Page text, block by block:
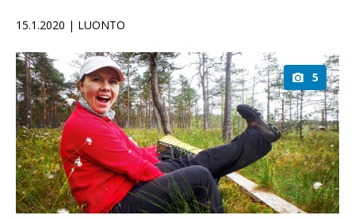
15.1.2020 | LUONTO
5